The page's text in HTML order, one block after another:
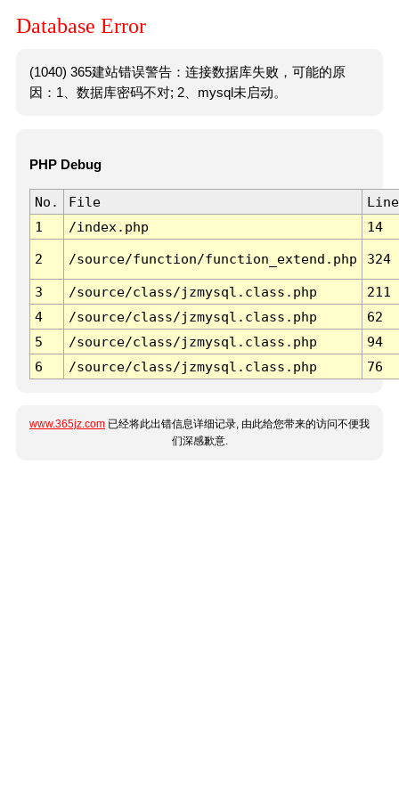
Database Error
(1040) 365建站错误警告：连接数据库失败，可能的原
因：1、数据库密码不对; 2、mysql未启动。
PHP Debug
No. File
Line
1
/index.php 14
2 /source/function/function_extend.php 324
3 /source/class/jzmysql.class.php
211
4
/source/class/jzmysql.class.php
62
5
/source/class/jzmysql.class.php
94
6
/source/class/jzmysql.class.php 76
www.365jz.com 已经将此出错信息详细记录, 由此给您带来的访问不便我
们深感歉意.